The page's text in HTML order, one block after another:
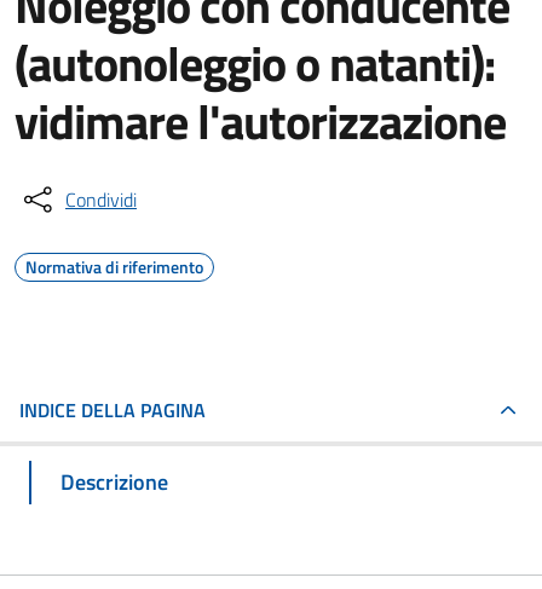
(autonoleggio o natanti):
vidimare l'autorizzazione
Condividi
Normativa di riferimento
INDICE DELLA PAGINA
Descrizione